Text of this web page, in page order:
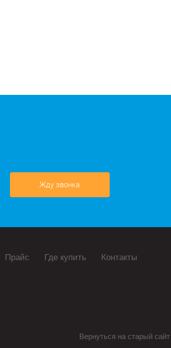
Жду звонка
Прайс Где купить Контакты
Вернуться на старый сайт